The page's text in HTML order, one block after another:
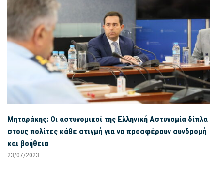
Μηταράκης: Οι αστυνομικοί της Ελληνική Αστυνομία δίπλα
στους πολίτες κάθε στιγμή για να προσφέρουν συνδρομή
και βοήθεια
23/07/2023